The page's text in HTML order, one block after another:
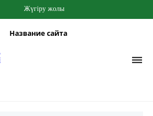
Жүгіру жолы
Название сайта